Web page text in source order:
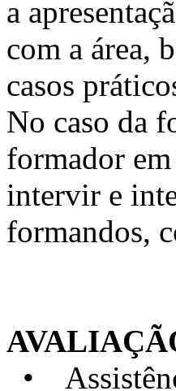
a
com a área,
casos
No caso da
formador
intervir e
formandos,
•